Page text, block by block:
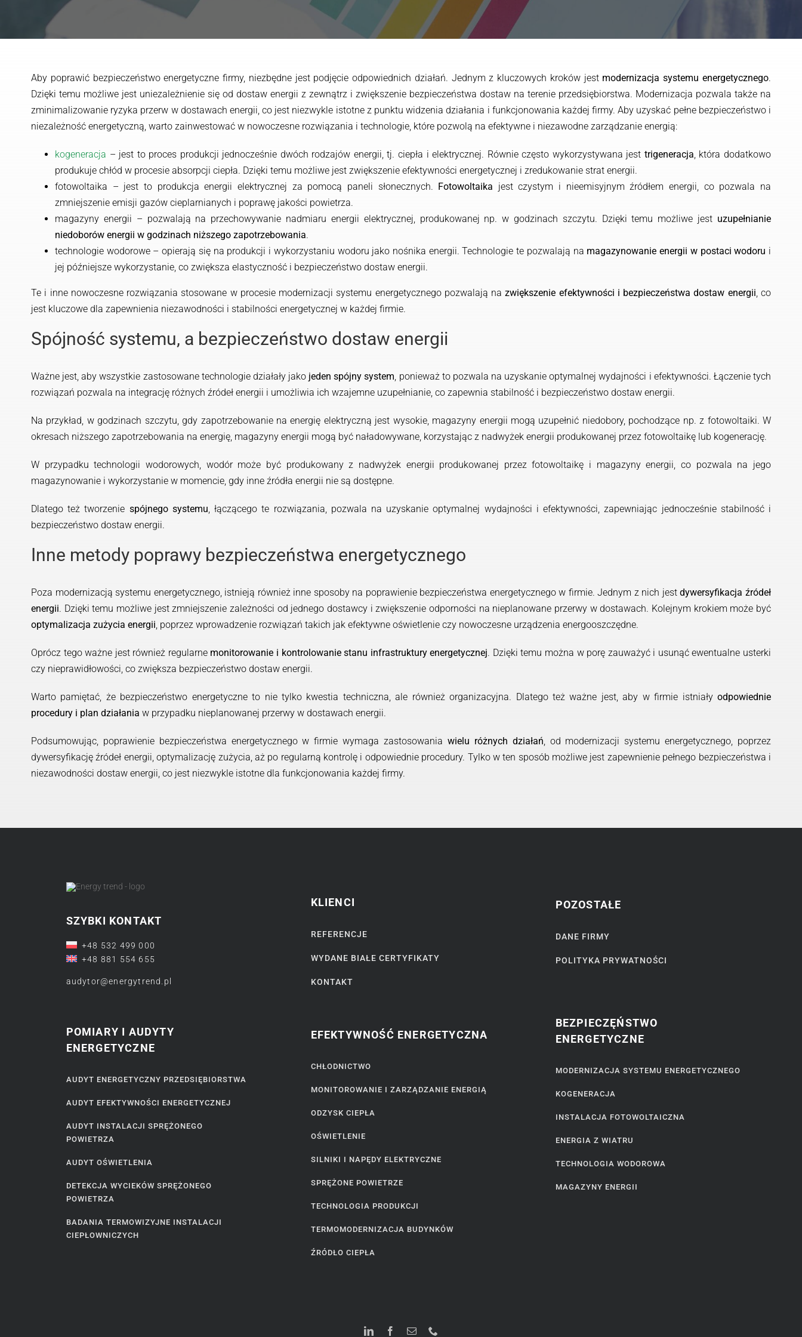
Aby poprawić bezpieczeństwo energetyczne firmy, niezbędne jest podjęcie odpowiednich działań. Jednym z kluczowych kroków jest modernizacja systemu energetycznego.
Dzięki temu możliwe jest uniezależnienie się od dostaw energii z zewnątrz i zwiększenie bezpieczeństwa dostaw na terenie przedsiębiorstwa. Modernizacja pozwala także na
zminimalizowanie ryzyka przerw w dostawach energii, co jest niezwykle istotne z punktu widzenia działania i funkcjonowania każdej firmy. Aby uzyskać pełne bezpieczeństwo i
niezależność energetyczną, warto zainwestować w nowoczesne rozwiązania i technologie, które pozwolą na efektywne i niezawodne zarządzanie energią:
kogeneracja – jest to proces produkcji jednocześnie dwóch rodzajów energii, tj. ciepła i elektrycznej. Równie często wykorzystywana jest trigeneracja , która dodatkowo
produkuje chłód w procesie absorpcji ciepła. Dzięki temu możliwe jest zwiększenie efektywności energetycznej i zredukowanie strat energii.
fotowoltaika – jest to produkcja energii elektrycznej za pomocą paneli słonecznych. Fotowoltaika jest czystym i nieemisyjnym źródłem energii, co pozwala na
zmniejszenie emisji gazów cieplarnianych i poprawę jakości powietrza.
magazyny energii – pozwalają na przechowywanie nadmiaru energii elektrycznej, produkowanej np. w godzinach szczytu. Dzięki temu możliwe jest uzupełnianie
niedoborów energii w godzinach niższego zapotrzebowania.
technologie wodorowe – opierają się na produkcji i wykorzystaniu wodoru jako nośnika energii. Technologie te pozwalają na magazynowanie energii w postaci wodoru i
jej późniejsze wykorzystanie, co zwiększa elastyczność i bezpieczeństwo dostaw energii.
Te i inne nowoczesne rozwiązania stosowane w procesie modernizacji systemu energetycznego pozwalają nazwiększenie efektywności i bezpieczeństwa dostaw energii , co
jest kluczowe dla zapewnienia niezawodności i stabilności energetycznej w każdej firmie.
Spójność systemu, a bezpieczeństwo dostaw energii
Ważne jest, aby wszystkie zastosowane technologie działały jako jeden spójny system , ponieważ to pozwala na uzyskanie optymalnej wydajności i efektywności. Łączenie tych
rozwiązań pozwala na integrację różnych źródeł energii i umożliwia ich wzajemne uzupełnianie, co zapewnia stabilność i bezpieczeństwo dostaw energii.
Na przykład, w godzinach szczytu, gdy zapotrzebowanie na energię elektryczną jest wysokie, magazyny energii mogą uzupełnić niedobory, pochodzące np. z fotowoltaiki. W
okresach niższego zapotrzebowania na energię, magazyny energii mogą być naładowywane, korzystając z nadwyżek energii produkowanej przez fotowoltaikę lub kogenerację.
W przypadku technologii wodorowych, wodór może być produkowany z nadwyżek energii produkowanej przez fotowoltaikę i magazyny energii, co pozwala na jego
magazynowanie i wykorzystanie w momencie, gdy inne źródła energii nie są dostępne.
Dlatego też tworzenie spójnego systemu , łączącego te rozwiązania, pozwala na uzyskanie optymalnej wydajności i efektywności, zapewniając jednocześnie stabilność i
bezpieczeństwo dostaw energii.
Inne metody poprawy bezpieczeństwa energetycznego
Poza modernizacją systemu energetycznego, istnieją również inne sposoby na poprawienie bezpieczeństwa energetycznego w firmie. Jednym z nich jestdywersyfikacja źródeł
energii. Dzięki temu możliwe jest zmniejszenie zależności od jednego dostawcy i zwiększenie odporności na nieplanowane przerwy w dostawach. Kolejnym krokiem może być
optymalizacja zużycia energii , poprzez wprowadzenie rozwiązań takich jak efektywne oświetlenie czy nowoczesne urządzenia energooszczędne.
Oprócz tego ważne jest również regularnemonitorowanie i kontrolowanie stanu infrastruktury energetycznej. Dzięki temu można w porę zauważyć i usunąć ewentualne usterki
czy nieprawidłowości, co zwiększa bezpieczeństwo dostaw energii.
Warto pamiętać, że bezpieczeństwo energetyczne to nie tylko kwestia techniczna, ale również organizacyjna. Dlatego też ważne jest, aby w firmie istniały odpowiednie
procedury i plan działania w przypadku nieplanowanej przerwy w dostawach energii.
Podsumowując, poprawienie bezpieczeństwa energetycznego w firmie wymaga zastosowania wielu różnych działań , od modernizacji systemu energetycznego, poprzez
dywersyfikację źródeł energii, optymalizację zużycia, aż po regularną kontrolę i odpowiednie procedury. Tylko w ten sposób możliwe jest zapewnienie pełnego bezpieczeństwa i
niezawodności dostaw energii, co jest niezwykle istotne dla funkcjonowania każdej firmy.
SZYBKI KONTAKT
+48 532 499 000
+48 881 554 655
audytor@energytrend.pl
POMIARY I AUDYTY
ENERGETYCZNE
AUDYT ENERGETYCZNY PRZEDSIĘBIORSTWA
AUDYT EFEKTYWNOŚCI ENERGETYCZNEJ
AUDYT INSTALACJI SPRĘŻONEGO
POWIETRZA
AUDYT OŚWIETLENIA
DETEKCJA WYCIEKÓW SPRĘŻONEGO
POWIETRZA
BADANIA TERMOWIZYJNE INSTALACJI
CIEPŁOWNICZYCH
KLIENCI
REFERENCJE
WYDANE BIAŁE CERTYFIKATY
KONTAKT
EFEKTYWNOŚĆ ENERGETYCZNA
CHŁODNICTWO
MONITOROWANIE I ZARZĄDZANIE ENERGIĄ
ODZYSK CIEPŁA
OŚWIETLENIE
SILNIKI I NAPĘDY ELEKTRYCZNE
SPRĘŻONE POWIETRZE
TECHNOLOGIA PRODUKCJI
TERMOMODERNIZACJA BUDYNKÓW
ŹRÓDŁO CIEPŁA
POZOSTAŁE
DANE FIRMY
POLITYKA PRYWATNOŚCI
BEZPIECZĘŃSTWO
ENERGETYCZNE
MODERNIZACJA SYSTEMU ENERGETYCZNEGO
KOGENERACJA
INSTALACJA FOTOWOLTAICZNA
ENERGIA Z WIATRU
TECHNOLOGIA WODOROWA
MAGAZYNY ENERGII